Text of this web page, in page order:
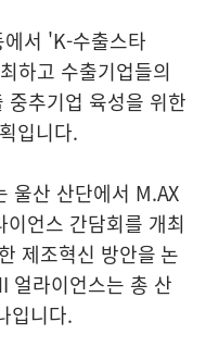
서 'K-수출스타
하고 수출기업들의
중추기업 육성을 위한
입니다.
울산 산단에서 M.AX
언스 간담회를 개최
제조혁신 방안을 논
얼라이언스는 총 산
입니다.